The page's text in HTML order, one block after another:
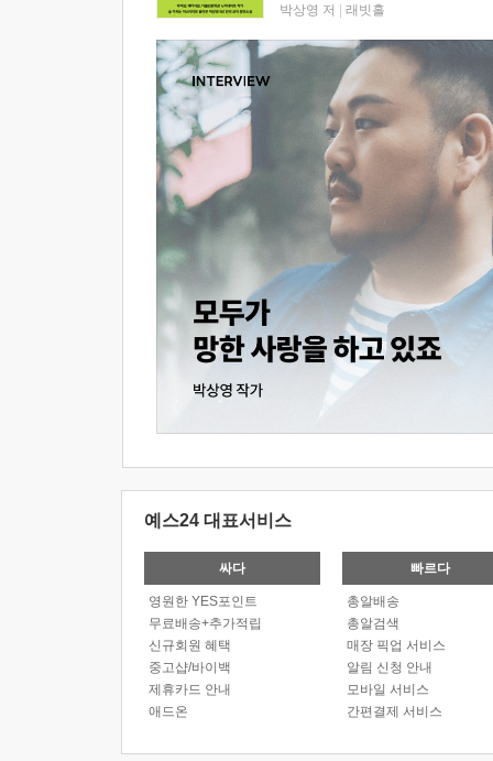
박상영 저 래빗홀
예스24 대표서비스
싸다
영원한 YES포인트
무료배송+추가적립
신규회원 혜택
중고샵/바이백
제휴카드 안내
애드온
빠르다
총알배송
총알검색
매장 픽업 서비스
알림 신청 안내
모바일 서비스
간편결제 서비스